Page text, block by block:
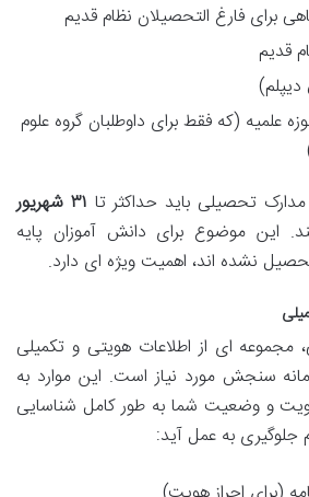
برای فارغ التحصیلان نظام قدیم
قدیم
(که فقط برای داوطلبان گروه علوم
تحصیلی باید حداکثر تا
۳۱ شهریور
این موضوع برای دانش آموزان پایه
نشده اند، اهمیت ویژه ای دارد.
مجموعه ای از اطلاعات هویتی و تکمیلی
سنجش مورد نیاز است. این موارد به
و وضعیت شما به طور کامل شناسایی
جلوگیری به عمل آید: